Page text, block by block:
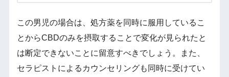
この男児の場合は、処方薬を同時に服用しているこ
とからCBDのみを摂取することで変化が見られたと
は断定できないことに留意すべきでしょう。また、
セラピストによるカウンセリングも同時に受けてい